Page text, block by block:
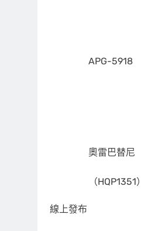
APG-5918
線上發布
奧雷巴替尼
（HQP1351）